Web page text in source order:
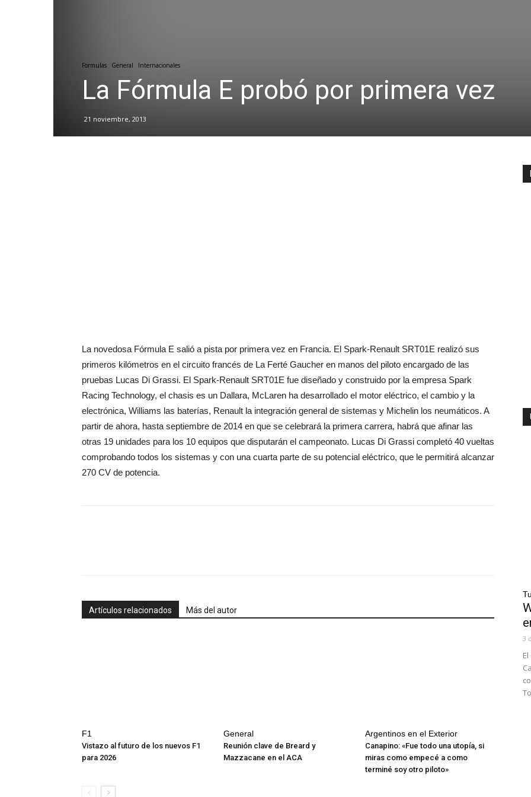
Formulas General Internacionales
La Fórmula E probó por primera vez
21 noviembre, 2013
La novedosa Fórmula E salió a pista por primera vez en Francia. El Spark-Renault SRT01E realizó sus
primeros kilómetros en el circuito francés de La Ferté Gaucher en manos del piloto encargado de las
pruebas Lucas Di Grassi. El Spark-Renault SRT01E fue diseñado y construido por la empresa Spark
Racing Technology, el chasis es un Dallara, McLaren ha desarrollado el motor eléctrico, el cambio y la
electrónica, Williams las baterías, Renault la integración general de sistemas y Michelin los neumáticos. A
partir de ahora, hasta septiembre de 2014 en que se celebrará la primera carrera, habrá que afinar las
otras 19 unidades para los 10 equipos que disputarán el campeonato. Lucas Di Grassi completó 40 vueltas
comprobando todos los sistemas y con una cuarta parte de su potencial eléctrico, que le permitirá alcanzar
270 CV de potencia.
Artículos relacionados Más del autor
F1
Vistazo al futuro de los nuevos F1
para 2026
General
Reunión clave de Breard y
Mazzacane en el ACA
Argentinos en el Exterior
Canapino: «Fue todo una utopía, si
miras como empecé a como
terminé soy otro piloto»
3